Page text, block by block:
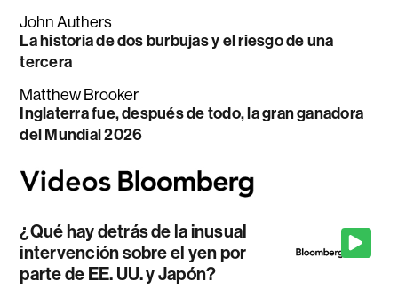
John Authers
La historia de dos burbujas y el riesgo de una
tercera
Matthew Brooker
Inglaterra fue, después de todo, la gran ganadora
del Mundial 2026
¿Qué hay detrás de la inusual
intervención sobre el yen por
parte de EE. UU. y Japón?